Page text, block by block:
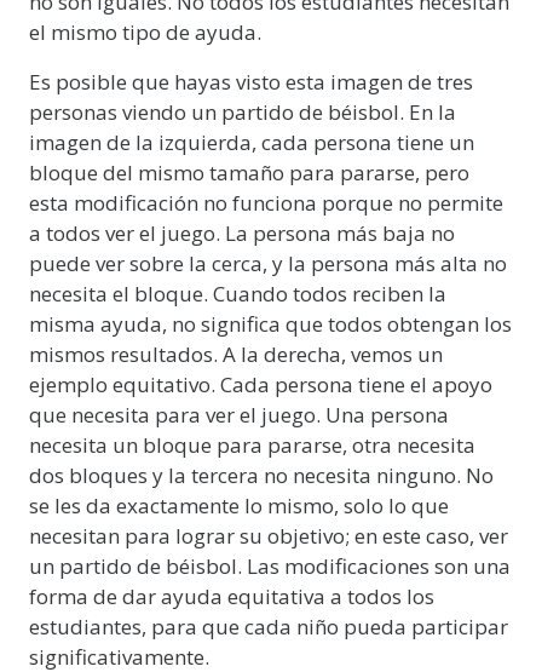
el mismo tipo de ayuda.
Es posible que hayas visto esta imagen de tres
personas viendo un partido de béisbol. En la
imagen de la izquierda, cada persona tiene un
bloque del mismo tamaño para pararse, pero
esta modificación no funciona porque no permite
a todos ver el juego. La persona más baja no
puede ver sobre la cerca, y la persona más alta no
necesita el bloque. Cuando todos reciben la
misma ayuda, no significa que todos obtengan los
mismos resultados. A la derecha, vemos un
ejemplo equitativo. Cada persona tiene el apoyo
que necesita para ver el juego. Una persona
necesita un bloque para pararse, otra necesita
dos bloques y la tercera no necesita ninguno. No
se les da exactamente lo mismo, solo lo que
necesitan para lograr su objetivo; en este caso, ver
un partido de béisbol. Las modificaciones son una
forma de dar ayuda equitativa a todos los
estudiantes, para que cada niño pueda participar
significativamente.